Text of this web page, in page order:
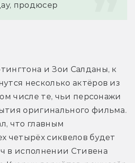
продюсер
и Зои Салданы, к
несколько актёров из
числе те, чьи персонажи
оригинального фильма.
что главным
четырёх сиквелов будет
в исполнении Стивена